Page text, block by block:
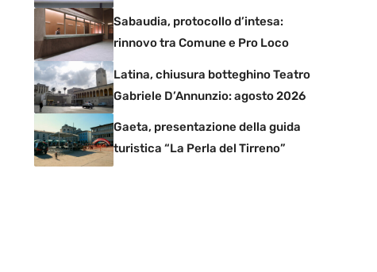
Sabaudia, protocollo d’intesa:
rinnovo tra Comune e Pro Loco
Latina, chiusura botteghino Teatro
Gabriele D’Annunzio: agosto 2026
Gaeta, presentazione della guida
turistica “La Perla del Tirreno”